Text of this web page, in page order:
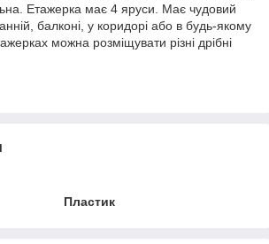
Етажерка має 4 яруси. Має чудовий
балконі, у коридорі або в будь-якому
можна розміщувати різні дрібні
Пластик